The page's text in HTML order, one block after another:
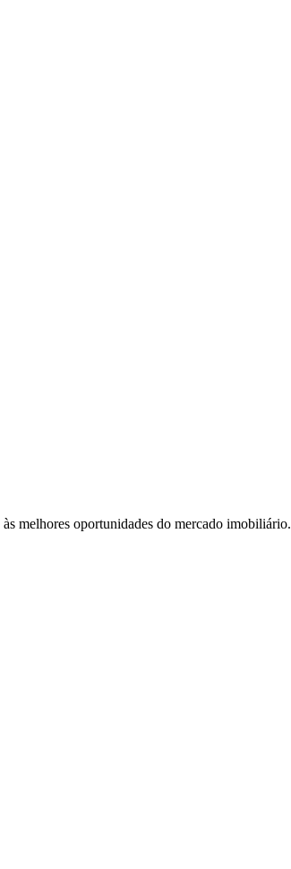
melhores oportunidades do mercado imobiliário.